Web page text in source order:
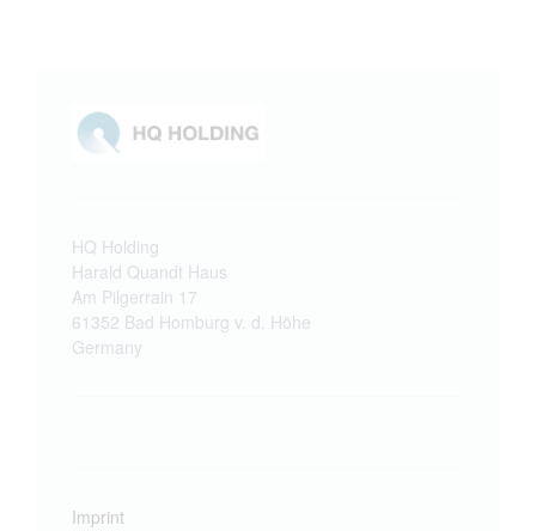
HQ Holding
Harald Quandt Haus
Am Pilgerrain 17
61352 Bad Homburg v. d. Höhe
Germany
Imprint